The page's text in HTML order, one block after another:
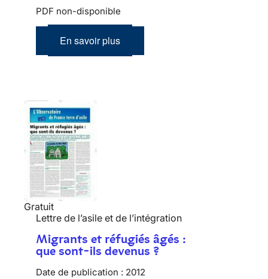
PDF non-disponible
En savoir plus
Gratuit
Lettre de l’asile et de l’intégration
Migrants et réfugiés âgés :
que sont-ils devenus ?
Date de publication : 2012